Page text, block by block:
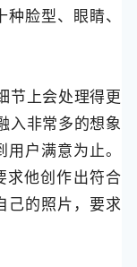
脸型、眼睛、
节上会处理得更
入非常多的想象
户满意为止。
求他创作出符合
己的照片，要求